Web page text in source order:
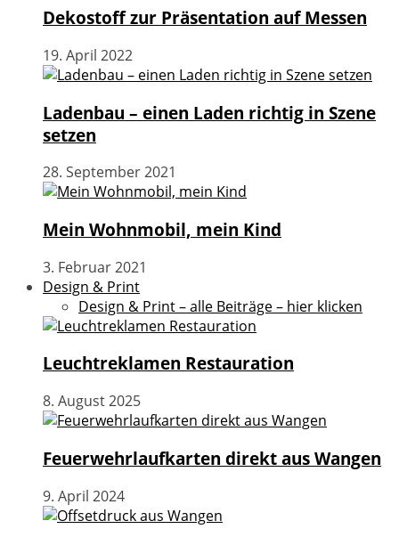
Dekostoff zur Präsentation auf Messen
19. April 2022
Ladenbau – einen Laden richtig in Szene
setzen
28. September 2021
Mein Wohnmobil, mein Kind
3. Februar 2021
Design & Print
Design & Print – alle Beiträge – hier klicken
Leuchtreklamen Restauration
8. August 2025
Feuerwehrlaufkarten direkt aus Wangen
9. April 2024